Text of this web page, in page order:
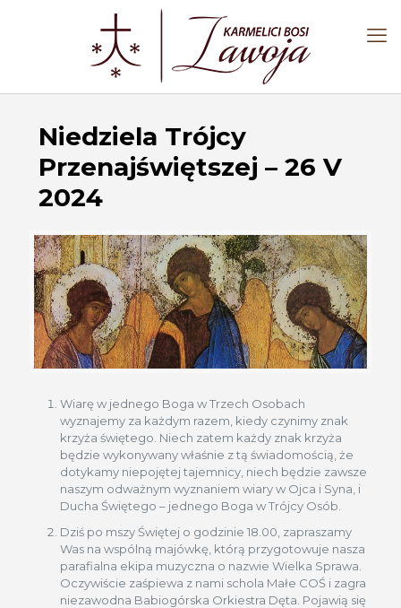
Niedziela Trójcy
Przenajświętszej – 26 V
2024
Wiarę w jednego Boga w Trzech Osobach
wyznajemy za każdym razem, kiedy czynimy znak
krzyża świętego. Niech zatem każdy znak krzyża
będzie wykonywany właśnie z tą świadomością, że
dotykamy niepojętej tajemnicy, niech będzie zawsze
naszym odważnym wyznaniem wiary w Ojca i Syna, i
Ducha Świętego – jednego Boga w Trójcy Osób.
Dziś po mszy Świętej o godzinie 18.00, zapraszamy
Was na wspólną majówkę, którą przygotowuje nasza
parafialna ekipa muzyczna o nazwie Wielka Sprawa.
Oczywiście zaśpiewa z nami schola Małe COŚ i zagra
niezawodna Babiogórska Orkiestra Dęta. Pojawią się